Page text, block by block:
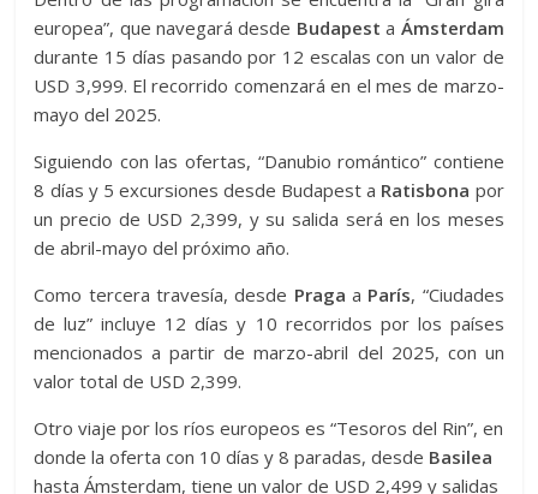
europea”, que navegará desde Budapest a Ámsterdam
durante 15 días pasando por 12 escalas con un valor de
USD 3,999. El recorrido comenzará en el mes de marzo-
mayo del 2025.
Siguiendo con las ofertas, “Danubio romántico” contiene
8 días y 5 excursiones desde Budapest a Ratisbona por
un precio de USD 2,399, y su salida será en los meses
de abril-mayo del próximo año.
Como tercera travesía, desde Praga a París, “Ciudades
de luz” incluye 12 días y 10 recorridos por los países
mencionados a partir de marzo-abril del 2025, con un
valor total de USD 2,399.
Otro viaje por los ríos europeos es “Tesoros del Rin”, en
donde la oferta con 10 días y 8 paradas, desde Basilea
hasta Ámsterdam, tiene un valor de USD 2,499 y salidas